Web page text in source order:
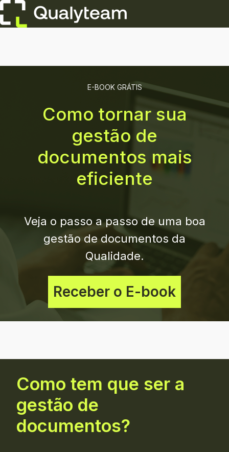
m
E-BOOK GRÁTIS
Como tornar sua
gestão de
documentos mais
eficiente
Veja o passo a passo de uma boa
gestão de documentos da
Qualidade.
Receber o E-book
Como tem que ser a
gestão de
documentos?